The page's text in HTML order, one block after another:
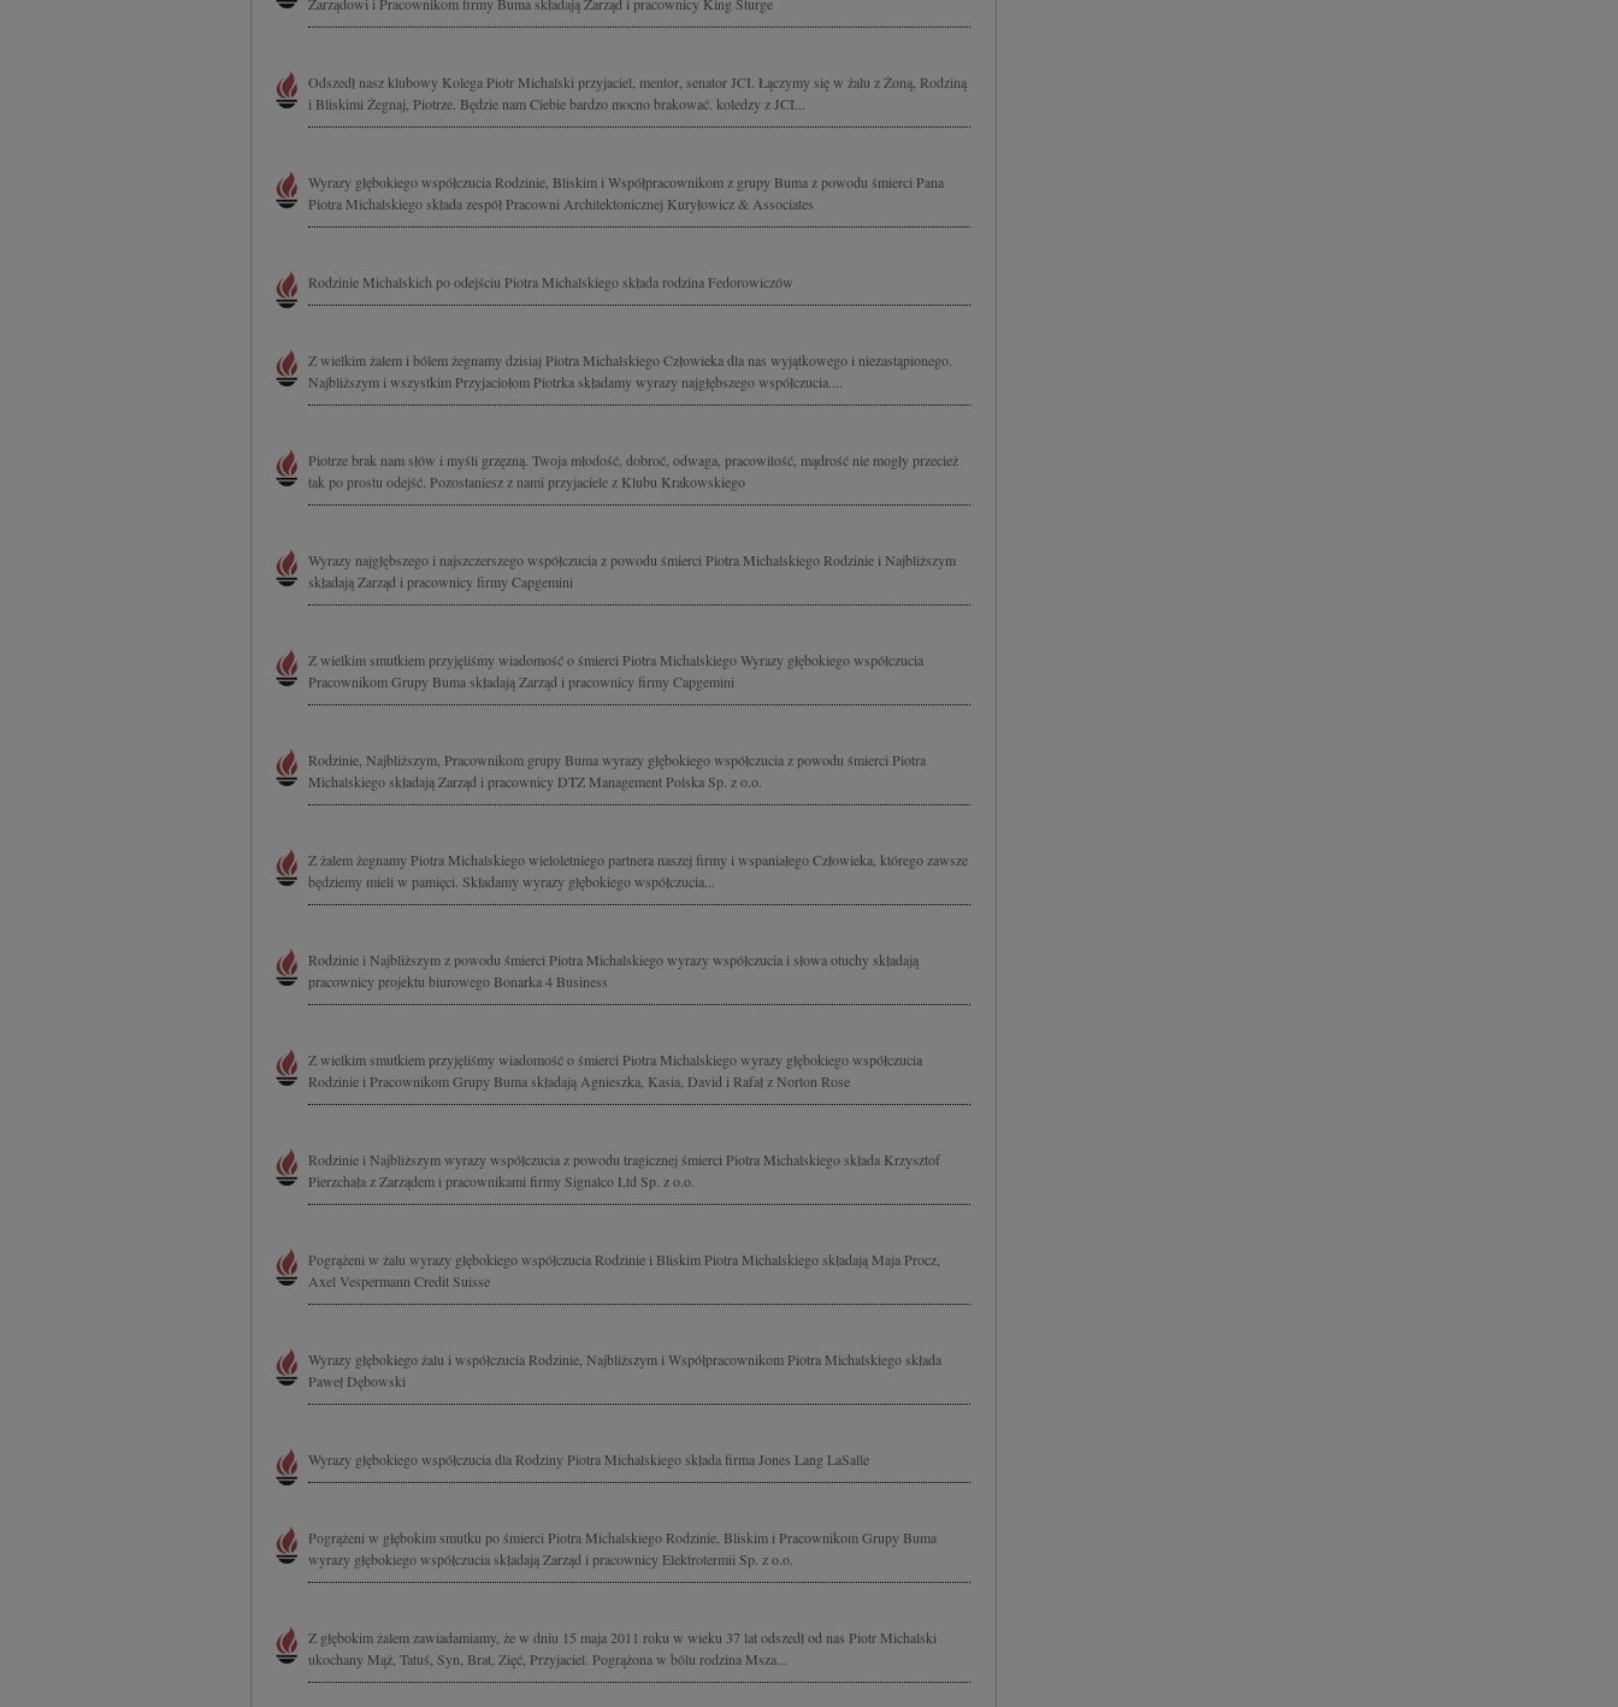
Odszedł nasz klubowy Kolega Piotr Michalski przyjaciel, mentor, senator JCI. Łączymy się w żalu z Żoną, Rodziną
i Bliskimi Żegnaj, Piotrze. Będzie nam Ciebie bardzo mocno brakować. koledzy z JCI...
Wyrazy głębokiego współczucia Rodzinie, Bliskim i Współpracownikom z grupy Buma z powodu śmierci Pana
Piotra Michalskiego składa zespół Pracowni Architektonicznej Kuryłowicz & Associates
Rodzinie Michalskich po odejściu Piotra Michalskiego składa rodzina Fedorowiczów
Z wielkim żalem i bólem żegnamy dzisiaj Piotra Michalskiego Człowieka dla nas wyjątkowego i niezastąpionego.
Najbliższym i wszystkim Przyjaciołom Piotrka składamy wyrazy najgłębszego współczucia....
Piotrze brak nam słów i myśli grzęzną. Twoja młodość, dobroć, odwaga, pracowitość, mądrość nie mogły przecież
tak po prostu odejść. Pozostaniesz z nami przyjaciele z Klubu Krakowskiego
Wyrazy najgłębszego i najszczerszego współczucia z powodu śmierci Piotra Michalskiego Rodzinie i Najbliższym
składają Zarząd i pracownicy firmy Capgemini
Z wielkim smutkiem przyjęliśmy wiadomość o śmierci Piotra Michalskiego Wyrazy głębokiego współczucia
Pracownikom Grupy Buma składają Zarząd i pracownicy firmy Capgemini
Rodzinie, Najbliższym, Pracownikom grupy Buma wyrazy głębokiego współczucia z powodu śmierci Piotra
Michalskiego składają Zarząd i pracownicy DTZ Management Polska Sp. z o.o.
Z żalem żegnamy Piotra Michalskiego wieloletniego partnera naszej firmy i wspaniałego Człowieka, którego zawsze
będziemy mieli w pamięci. Składamy wyrazy głębokiego współczucia...
Rodzinie i Najbliższym z powodu śmierci Piotra Michalskiego wyrazy współczucia i słowa otuchy składają
pracownicy projektu biurowego Bonarka 4 Business
Z wielkim smutkiem przyjęliśmy wiadomość o śmierci Piotra Michalskiego wyrazy głębokiego współczucia
Rodzinie i Pracownikom Grupy Buma składają Agnieszka, Kasia, David i Rafał z Norton Rose
Rodzinie i Najbliższym wyrazy współczucia z powodu tragicznej śmierci Piotra Michalskiego składa Krzysztof
Pierzchała z Zarządem i pracownikami firmy Signalco Ltd Sp. z o.o.
Pogrążeni w żalu wyrazy głębokiego współczucia Rodzinie i Bliskim Piotra Michalskiego składają Maja Procz,
Axel Vespermann Credit Suisse
Wyrazy głębokiego żalu i współczucia Rodzinie, Najbliższym i Współpracownikom Piotra Michalskiego składa
Paweł Dębowski
Wyrazy głębokiego współczucia dla Rodziny Piotra Michalskiego składa firma Jones Lang LaSalle
Pogrążeni w głębokim smutku po śmierci Piotra Michalskiego Rodzinie, Bliskim i Pracownikom Grupy Buma
wyrazy głębokiego współczucia składają Zarząd i pracownicy Elektrotermii Sp. z o.o.
Z głębokim żalem zawiadamiamy, że w dniu 15 maja 2011 roku w wieku 37 lat odszedł od nas Piotr Michalski
ukochany Mąż, Tatuś, Syn, Brat, Zięć, Przyjaciel. Pogrążona w bólu rodzina Msza...